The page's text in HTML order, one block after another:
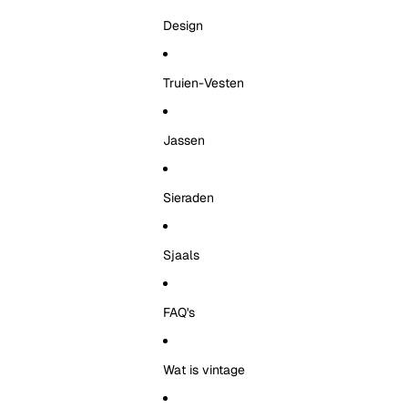
Design
Truien-Vesten
Jassen
Sieraden
Sjaals
FAQ's
Wat is vintage